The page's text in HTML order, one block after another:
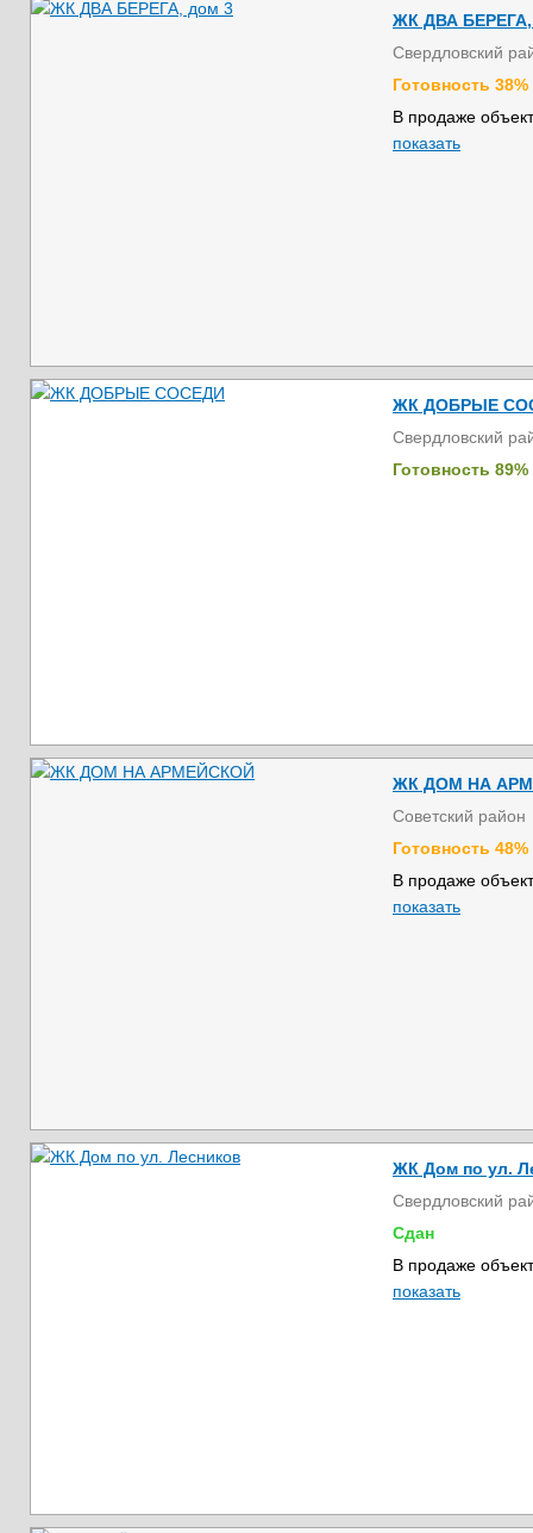
ЖК ДВА
Свердловский
Готовность 38%
В продаже
показать
ЖК ДОБРЫЕ
Свердловский
Готовность 89%
ЖК ДОМ НА
Советский район
Готовность 48%
В продаже
показать
ЖК Дом по ул.
Свердловский
Сдан
В продаже
показать